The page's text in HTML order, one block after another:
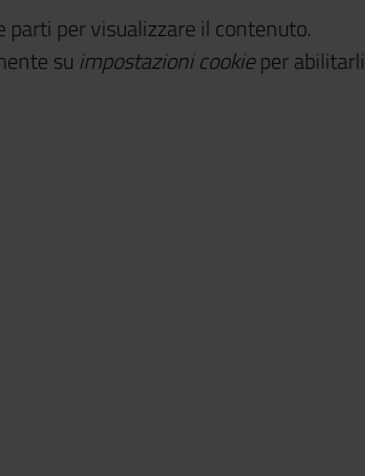
parti per visualizzare il contenuto.
su impostazioni cookieper abilitarli